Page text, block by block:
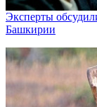
Эксперты
Башкирии